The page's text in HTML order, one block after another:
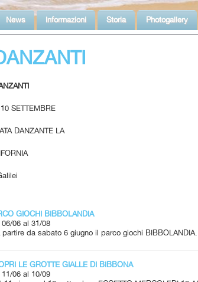
News Informazioni Storia Photogallery
SETTEMBRE
DANZANTE LA
GIOCHI BIBBOLANDIA
06/06 al 31/08
da sabato 6 giugno il parco giochi BIBBOLANDIA...
LE GROTTE GIALLE DI BIBBONA
11/06 al 10/09